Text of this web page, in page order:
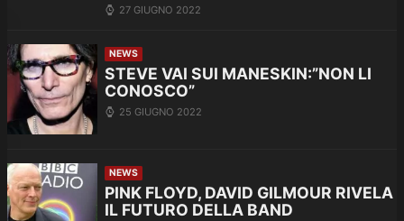
27 GIUGNO 2022
NEWS
STEVE VAI SUI MANESKIN:”NON LI
CONOSCO”
25 GIUGNO 2022
NEWS
PINK FLOYD, DAVID GILMOUR RIVELA
IL FUTURO DELLA BAND